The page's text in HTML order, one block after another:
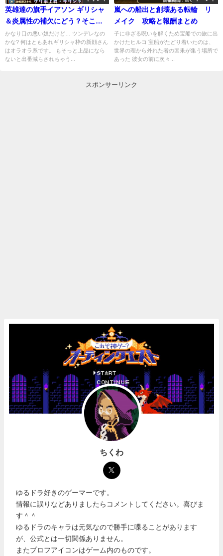
英雄達の旗手イアソン ギリシャ
＆炎属性の補欠にどう？そこそ
こＰＶＰ向き
かなり口の悪い奴だけど… ツンデレなの
かな? 何はともあれギリシャ枠の新顔さん
はオラオラ系です。 もそっと上品になら
ないと出番減らされちゃう...
嵐への船出と創壊ある転輪 リ
メイク 攻略と報酬まとめ
子に非ざる呪いを解くため宝船での旅に出
かけたヒルコ 宝船がたどり着いたのは、
世界の理から外れた者の因果が集う場所で
あった 彼女の前に次々...
スポンサーリンク
ちくわ
ゆるドラ好きのゲーマーです。
情報に誤りなどありましたらコメントしてください。喜びま
す＾＾
ゆるドラのキャラは元気なので勝手に喋ることがあります
が、公式とは一切関係ありません。
またプロフアイコンはゲーム内のものです。